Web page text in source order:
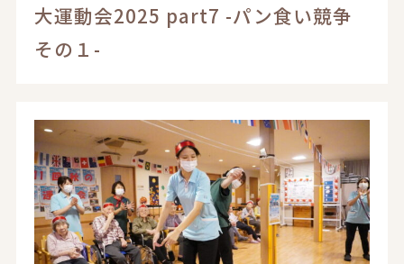
大運動会2025 part7 -パン食い競争
その１-